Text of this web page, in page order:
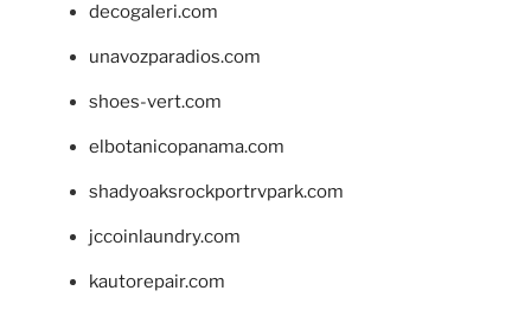
decogaleri.com
unavozparadios.com
shoes-vert.com
elbotanicopanama.com
shadyoaksrockportrvpark.com
jccoinlaundry.com
kautorepair.com